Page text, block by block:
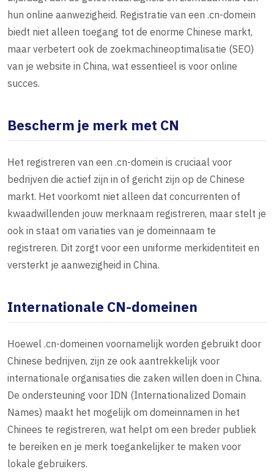
hun online aanwezigheid. Registratie van een .cn-domein
biedt niet alleen toegang tot de enorme Chinese markt,
maar verbetert ook de zoekmachineoptimalisatie (SEO)
van je website in China, wat essentieel is voor online
succes.
Bescherm je merk met CN
Het registreren van een .cn-domein is cruciaal voor
bedrijven die actief zijn in of gericht zijn op de Chinese
markt. Het voorkomt niet alleen dat concurrenten of
kwaadwillenden jouw merknaam registreren, maar stelt je
ook in staat om variaties van je domeinnaam te
registreren. Dit zorgt voor een uniforme merkidentiteit en
versterkt je aanwezigheid in China.
Internationale CN-domeinen
Hoewel .cn-domeinen voornamelijk worden gebruikt door
Chinese bedrijven, zijn ze ook aantrekkelijk voor
internationale organisaties die zaken willen doen in China.
De ondersteuning voor IDN (Internationalized Domain
Names) maakt het mogelijk om domeinnamen in het
Chinees te registreren, wat helpt om een breder publiek
te bereiken en je merk toegankelijker te maken voor
lokale gebruikers.